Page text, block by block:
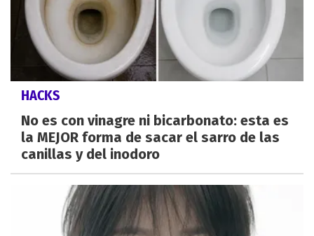
HACKS
No es con vinagre ni bicarbonato: esta es
la MEJOR forma de sacar el sarro de las
canillas y del inodoro